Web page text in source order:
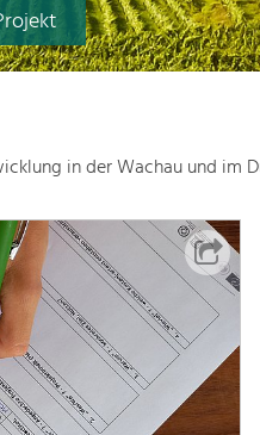
in der Wachau und im